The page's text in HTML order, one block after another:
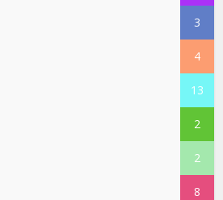
3
4
13
2
2
8